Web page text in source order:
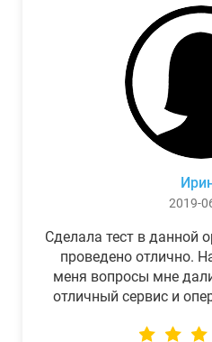
2019-
Сделала тест в данной
проведено отлично.
меня вопросы мне
отличный сервис и